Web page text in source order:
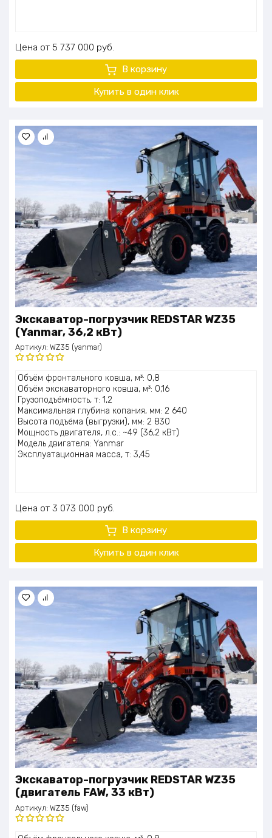
Цена 5 737 000 руб.
В корзину
Купить в один клик
Экскаватор-погрузчик REDSTAR WZ35
(Yanmar, 36,2 кВт)
Артикул: WZ35 (yanmar)
Оценка
5.00из 5
Объём фронтального ковша, м³: 0,8
Объём экскаваторного ковша, м³: 0,16
Грузоподъёмность, т: 1,2
Максимальная глубина копания, мм: 2 640
Высота подъёма (выгрузки), мм: 2 830
Мощность двигателя, л.с.: ~49 (36,2 кВт)
Модель двигателя: Yanmar
Эксплуатационная масса, т: 3,45
Цена 3 073 000 руб.
В корзину
Купить в один клик
Экскаватор-погрузчик REDSTAR WZ35
(двигатель FAW, 33 кВт)
Артикул: WZ35 (faw)
Оценка